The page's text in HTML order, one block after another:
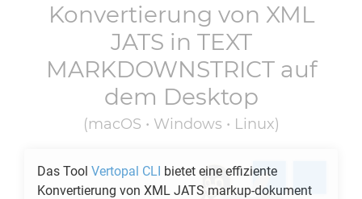
Konvertierung von XML
JATS in TEXT
MARKDOWNSTRICTauf
dem Desktop
(macOS • Windows • Linux)
Das Tool Vertopal CLI bietet eine effiziente
Konvertierung von XML JATS markup-dokument